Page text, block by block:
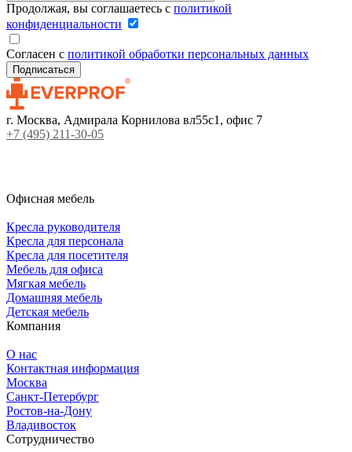
Продолжая, вы соглашаетесь с политикой
конфиденциальности
Согласен с политикой обработки персональных данных
г. Москва, Адмирала Корнилова вл55с1, офис 7
+7 (495) 211-30-05
Офисная мебель
Кресла руководителя
Кресла для персонала
Кресла для посетителя
Мебель для офиса
Мягкая мебель
Домашняя мебель
Детская мебель
Компания
О нас
Контактная информация
Москва
Санкт-Петербург
Ростов-на-Дону
Владивосток
Сотрудничество